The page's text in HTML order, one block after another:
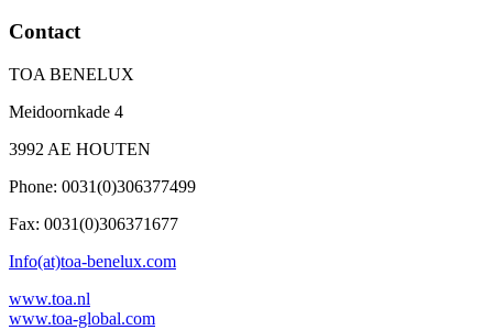
Contact
TOA BENELUX
Meidoornkade 4
3992 AE HOUTEN
Phone: 0031(0)306377499
Fax: 0031(0)306371677
Info(at)toa-benelux.com
www.toa.nl
www.toa-global.com